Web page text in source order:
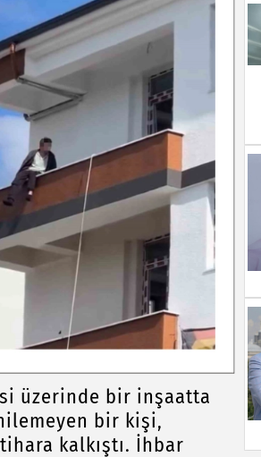
üzerinde bir inşaatta
bir kişi,
kalkıştı. İhbar